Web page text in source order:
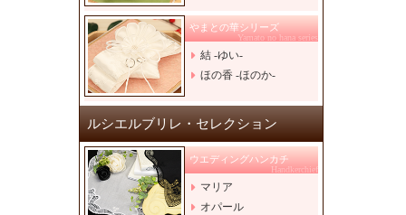
やまとの華シリーズ
Yamato no hana series
結 -ゆい-
ほの香 -ほのか-
ルシエルブリレ・セレクション
ウエディングハンカチ
Handkerchief
マリア
オパール